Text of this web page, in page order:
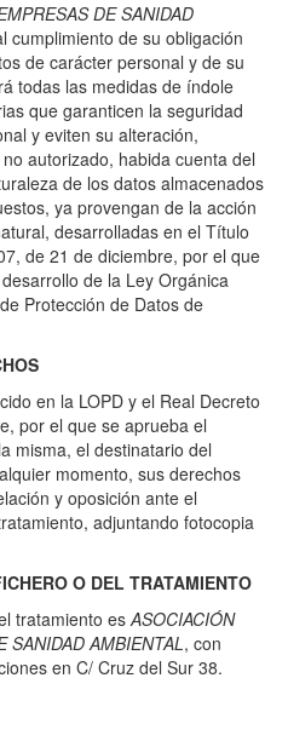
DE SANIDAD
cumplimiento de su obligación
de carácter personal y de su
todas las medidas de índole
que garanticen la seguridad
y eviten su alteración,
autorizado, habida cuenta del
de los datos almacenados
ya provengan de la acción
desarrolladas en el Título
de 21 de diciembre, por el que
de la Ley Orgánica
Protección de Datos de
en la LOPD y el Real Decreto
por el que se aprueba el
misma, el destinatario del
momento, sus derechos
y oposición ante el
adjuntando fotocopia
O DEL TRATAMIENTO
tratamiento esASOCIACIÓN
SANIDAD AMBIENTAL, con
en C/ Cruz del Sur 38.